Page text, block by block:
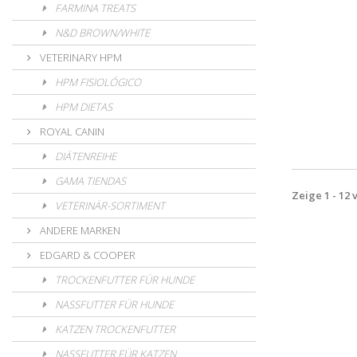
FARMINA TREATS
N&D BROWN/WHITE
VETERINARY HPM
HPM FISIOLÓGICO
HPM DIETAS
ROYAL CANIN
DIÄTENREIHE
GAMA TIENDAS
VETERINÄR-SORTIMENT
ANDERE MARKEN
EDGARD & COOPER
TROCKENFUTTER FÜR HUNDE
NASSFUTTER FÜR HUNDE
KATZEN TROCKENFUTTER
NASSFUTTER FÜR KATZEN
Zeige 1 - 12